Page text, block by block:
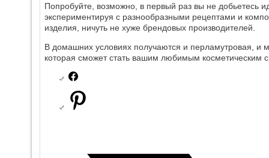
Попробуйте, возможно, в первый раз вы не добьетесь
экспериментируя с разнообразными рецептами и
изделия, ничуть не хуже брендовых производителей.
В домашних условиях получаются и перламутровая, и
которая сможет стать вашим любимым косметическим